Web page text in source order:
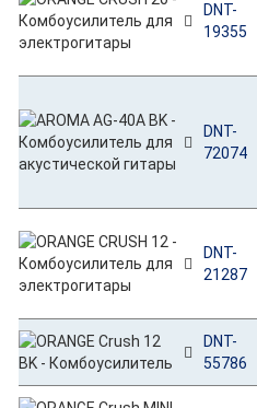
DNT-
19355
DNT-
72074
DNT-
21287
DNT-
55786